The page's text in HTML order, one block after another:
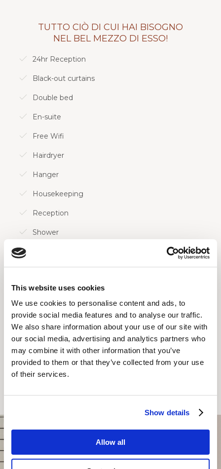
This website uses cookies
We use cookies to personalise content and ads, to
provide social media features and to analyse our traffic.
We also share information about your use of our site with
our social media, advertising and analytics partners who
may combine it with other information that you’ve
provided to them or that they’ve collected from your use
of their services.
Show details
Allow all
Ci amerai se ti piace l'uso intelligente dello
spazio e il pensiero stravagante!
Scopri tutte le nostre opzioni di camera!
TUTTO CIÒ DI CUI HAI BISOGNO
NEL BEL MEZZO DI ESSO!
24hr Reception
Black-out curtains
Double bed
En-suite
Free Wifi
Hairdryer
Hanger
Housekeeping
Reception
Shower
COSA PUOI ASPETTARTI
PRENOTA ORA